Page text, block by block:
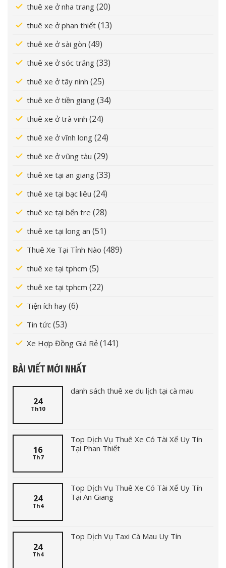
thuê xe ở nha trang (20)
thuê xe ở phan thiết (13)
thuê xe ở sài gòn (49)
thuê xe ở sóc trăng (33)
thuê xe ở tây ninh (25)
thuê xe ở tiền giang (34)
thuê xe ở trà vinh (24)
thuê xe ở vĩnh long (24)
thuê xe ở vũng tàu (29)
thuê xe tại an giang (33)
thuê xe tại bạc liêu (24)
thuê xe tại bến tre (28)
thuê xe tại long an (51)
Thuê Xe Tại Tỉnh Nào (489)
thuê xe tại tphcm (5)
thuê xe tại tphcm (22)
Tiện ích hay (6)
Tin tức (53)
Xe Hợp Đồng Giá Rẻ (141)
BÀI VIẾT MỚI NHẤT
24
Th10
danh sách thuê xe du lịch tại cà mau
16
Th7
Top Dịch Vụ Thuê Xe Có Tài Xế Uy Tín
Tại Phan Thiết
24
Th4
Top Dịch Vụ Thuê Xe Có Tài Xế Uy Tín
Tại An Giang
24
Th4
Top Dịch Vụ Taxi Cà Mau Uy Tín